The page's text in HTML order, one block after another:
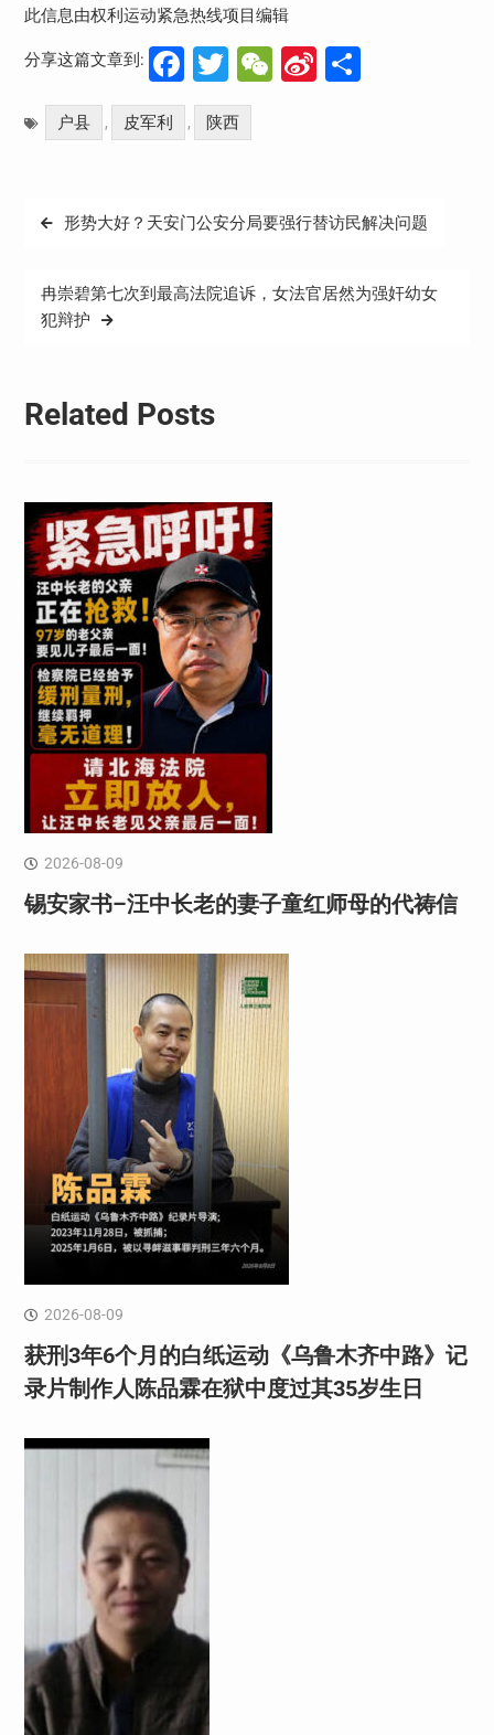
此信息由权利运动紧急热线项目编辑
分享这篇文章到: Facebook
Twitter
WeChat
Sina分
户县 , 皮军利 , 陕西
文
导
航
形势大好？天安门公安分局要强行替访民解决问题
冉崇碧第七次到最高法院追诉，女法官居然为强奸幼女
犯辩护
Related Posts
2026-08-09
锡安家书–汪中长老的妻子童红⁩师母的代祷信
2026-08-09
获刑3年6个月的白纸运动《乌鲁木齐中路》记
录片制作人陈品霖在狱中度过其35岁生日